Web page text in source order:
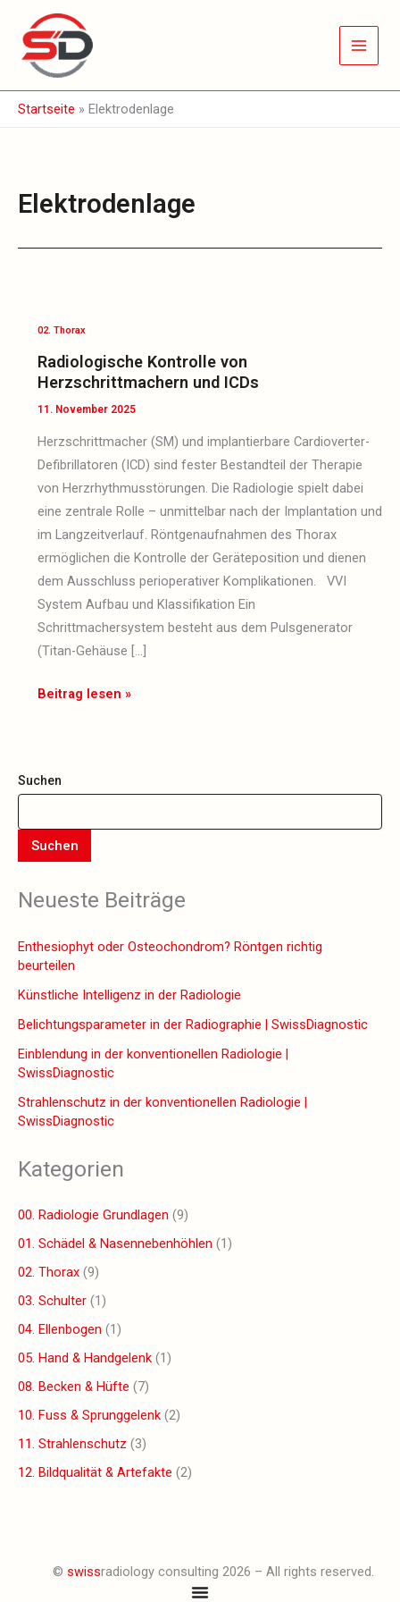
Inhalt
springen
Startseite » Elektrodenlage
Elektrodenlage
02. Thorax
Radiologische Kontrolle von
Herzschrittmachern und ICDs
11. November 2025
Herzschrittmacher (SM) und implantierbare Cardioverter-
Defibrillatoren (ICD) sind fester Bestandteil der Therapie
von Herzrhythmusstörungen. Die Radiologie spielt dabei
eine zentrale Rolle – unmittelbar nach der Implantation und
im Langzeitverlauf. Röntgenaufnahmen des Thorax
ermöglichen die Kontrolle der Geräteposition und dienen
dem Ausschluss perioperativer Komplikationen. VVI
System Aufbau und Klassifikation Ein
Schrittmachersystem besteht aus dem Pulsgenerator
(Titan-Gehäuse […]
von
Herzschrittmachern
und
ICDs
Beitrag lesen »
Suchen
Suchen
Neueste Beiträge
Enthesiophyt oder Osteochondrom? Röntgen richtig
beurteilen
Künstliche Intelligenz in der Radiologie
Belichtungsparameter in der Radiographie | SwissDiagnostic
Einblendung in der konventionellen Radiologie |
SwissDiagnostic
Strahlenschutz in der konventionellen Radiologie |
SwissDiagnostic
Kategorien
00. Radiologie Grundlagen (9)
01. Schädel & Nasennebenhöhlen (1)
02. Thorax (9)
03. Schulter (1)
04. Ellenbogen (1)
05. Hand & Handgelenk (1)
08. Becken & Hüfte (7)
10. Fuss & Sprunggelenk (2)
11. Strahlenschutz (3)
12. Bildqualität & Artefakte (2)
©swissradiology consulting 2026 – All rights reserved.